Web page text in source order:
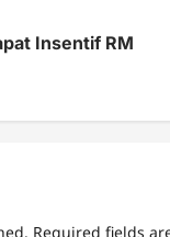
Insentif RM
Required fields